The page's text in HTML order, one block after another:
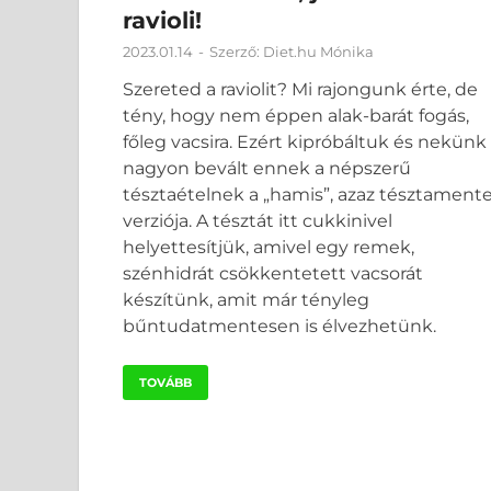
ravioli!
2023.01.14 - Szerző: Diet.hu Mónika
Szereted a raviolit? Mi rajongunk érte, de
tény, hogy nem éppen alak-barát fogás,
főleg vacsira. Ezért kipróbáltuk és nekünk
nagyon bevált ennek a népszerű
tésztaételnek a „hamis”, azaz
verziója. A tésztát itt cukkinivel
helyettesítjük, amivel egy remek,
szénhidrát csökkentetett vacsorát
készítünk, amit már tényleg
bűntudatmentesen is élvezhetünk.
TOVÁBB